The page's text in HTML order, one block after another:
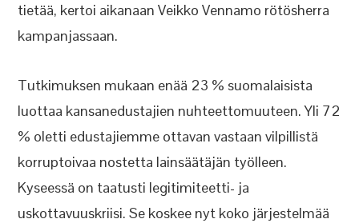
tietää, kertoi aikanaan Veikko Vennamo rötösherra
kampanjassaan.
Tutkimuksen mukaan enää 23 % suomalaisista
luottaa kansanedustajien nuhteettomuuteen. Yli 72
% oletti edustajiemme ottavan vastaan vilpillistä
korruptoivaa nostetta lainsäätäjän työlleen.
Kyseessä on taatusti legitimiteetti- ja
uskottavuuskriisi. Se koskee nyt koko järjestelmää